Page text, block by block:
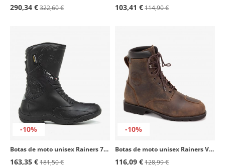
290,34 €322,60 € 103,41 €114,90 €
-10%
Botas de moto unisex Rainers 783 XRS negro
163,35 €181,50 €
-10%
Botas de moto unisex Rainers Verona marrón
116,09 €128,99 €